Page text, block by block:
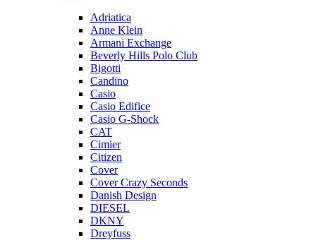
Adriatica
Anne Klein
Armani Exchange
Beverly Hills Polo Club
Bigotti
Candino
Casio
Casio Edifice
Casio G-Shock
CAT
Cimier
Citizen
Cover
Cover Crazy Seconds
Danish Design
DIESEL
DKNY
Dreyfuss